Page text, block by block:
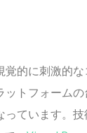
的に刺激的
トフォーム
ています。